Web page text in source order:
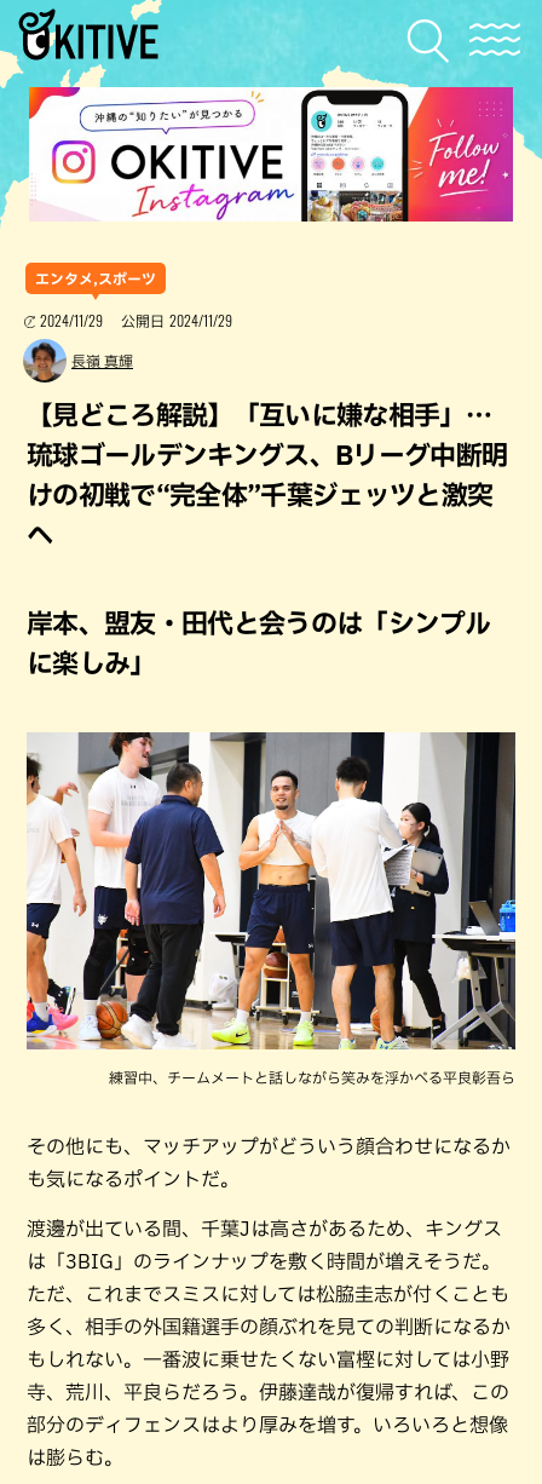
エンタメ,スポーツ
2024/11/29 公開日 2024/11/29
長嶺 真輝
【見どころ解説】「互いに嫌な相手」…
琉球ゴールデンキングス、Bリーグ中断明
けの初戦で“完全体”千葉ジェッツと激突
へ
岸本、盟友・田代と会うのは「シンプル
に楽しみ」
練習中、チームメートと話しながら笑みを浮かべる平良彰吾ら
その他にも、マッチアップがどういう顔合わせになるか
も気になるポイントだ。
渡邊が出ている間、千葉Jは高さがあるため、キングス
は「3BIG」のラインナップを敷く時間が増えそうだ。
ただ、これまでスミスに対しては松脇圭志が付くことも
多く、相手の外国籍選手の顔ぶれを見ての判断になるか
もしれない。一番波に乗せたくない富樫に対しては小野
寺、荒川、平良らだろう。伊藤達哉が復帰すれば、この
部分のディフェンスはより厚みを増す。いろいろと想像
は膨らむ。